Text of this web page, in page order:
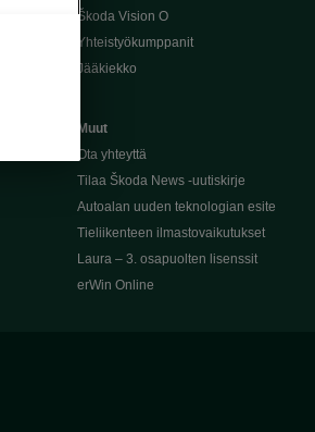
Škoda Vision O
Yhteistyökumppanit
Jääkiekko
Muut
Ota yhteyttä
Tilaa Škoda News -uutiskirje
Autoalan uuden teknologian esite
Tieliikenteen ilmastovaikutukset
Laura – 3. osapuolten lisenssit
erWin Online